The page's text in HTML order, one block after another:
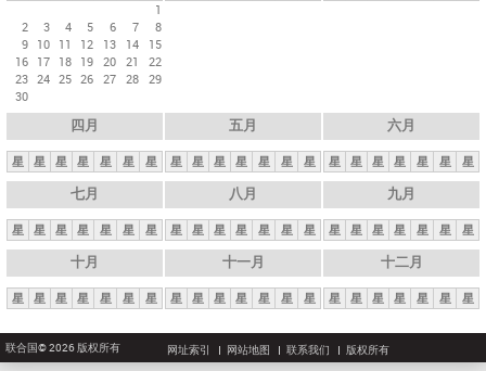
1
2
3 4 5 6 7
8
9 10 11 12 13 14
15
16 17 18 19 20 21
22
23 24 25 26 27 28 29
30
四月
星 星 星 星 星 星 星
五月
星 星 星 星 星 星 星
六月
星 星 星 星 星 星 星
七月
星 星 星 星 星 星 星
八月
星 星 星 星 星 星 星
九月
星 星 星 星 星 星 星
十月
星 星 星 星 星 星 星
十一月
星 星 星 星 星 星 星
十二月
星 星 星 星 星 星 星
联合国© 2026 版权所有 网址索引 网站地图 联系我们 版权所有